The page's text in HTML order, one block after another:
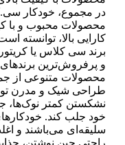
محصولات محبوب و با
کارایی بالا، توانسته
و پرفروش‌ترین برندهای
محصولات متنوعی از
طراحی شیک و مدرن
نشکستن کمتر نوک‌ها،
خود جلب کند.
سلیقه‌ای می‌باشند و
راحتی حین نوشتن،